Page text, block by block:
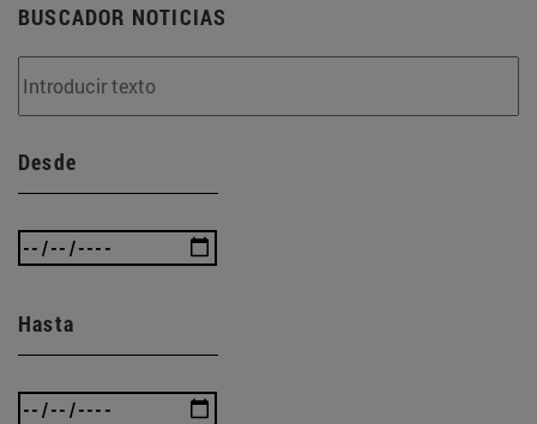
BUSCADOR NOTICIAS
Desde
Hasta